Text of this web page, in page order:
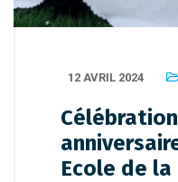
12 AVRIL 2024
Ecole de la